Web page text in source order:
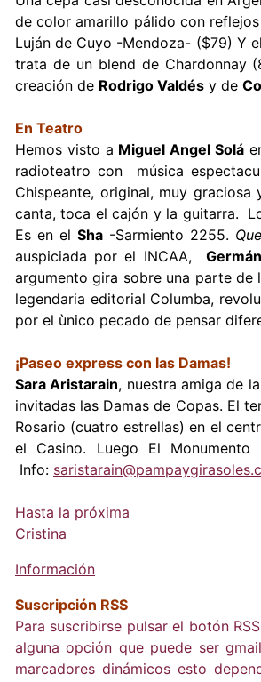
de color amarillo pálido con
Luján de Cuyo -Mendoza- ($79) Y
trata de un blend de Chardonnay
creación de Rodrigo Valdés y de
En Teatro
Hemos visto a Miguel Angel Solá
radioteatro con música
Chispeante, original, muy
canta, toca el cajón y la guitarra.
Es en elSha -Sarmiento 2255.
auspiciada por el INCAA,
argumento gira sobre una parte
legendaria editorial Columba,
por el ùnico pecado de pensar
¡Paseo express con las Damas!
Sara Aristarain, nuestra amiga de
invitadas las Damas de Copas. El
Rosario (cuatro estrellas) en el
el Casino. Luego El
Info:
Hasta la próxima
Cristina
Información
Suscripción RSS
Para suscribirse pulsar el botón
alguna opción que puede ser
marcadores dinámicos esto